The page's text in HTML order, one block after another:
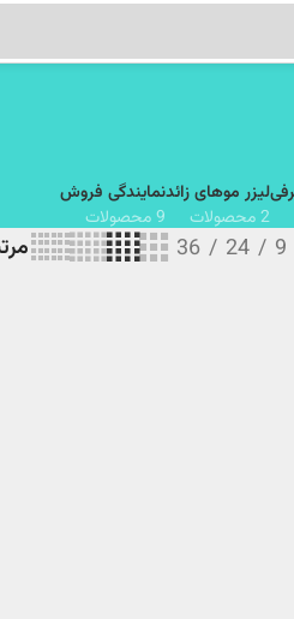
لیزر موهای زائد
2 محصولات
نمایندگی فروش
9 محصولات
9
24
36